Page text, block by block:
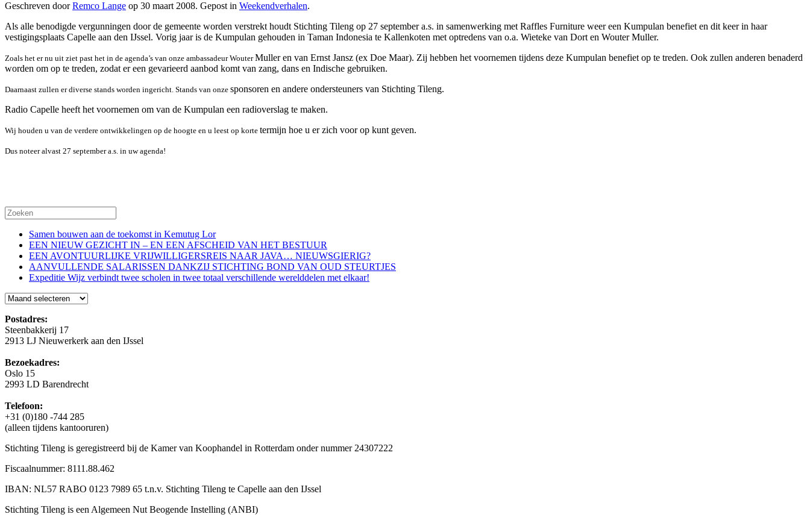
Geschreven doorRemco Lange op 30 maart 2008. Gepost in Weekendverhalen.
Als alle benodigde vergunningen door de gemeente worden verstrekt houdt Stichting Tileng op 27 september a.s. in samenwerking met Raffles Furniture weer een Kumpulan benefiet en dit keer in haar
vestigingsplaats Capelle aan den IJssel. Vorig jaar is de Kumpulan gehouden in Taman Indonesia te Kallenkoten met optredens van o.a. Wieteke van Dort en Wouter Muller.
Zoals het er nu uit ziet past het in de agenda’s van onze ambassadeur WouterMuller en van Ernst Jansz (ex Doe Maar). Zij hebben het voornemen tijdens deze Kumpulan benefiet op te treden. Ook zullen anderen benaderd
worden om op te treden, zodat er een gevarieerd aanbod komt van zang, dans en Indische gebruiken.
Daarnaast zullen er diverse stands worden ingericht. Stands van onze sponsoren en andere ondersteuners van Stichting Tileng.
Radio Capelle heeft het voornemen om van de Kumpulan een radioverslag te maken.
Wij houden u van de verdere ontwikkelingen op de hoogte en u leest op korte termijn hoe u er zich voor op kunt geven.
Dus noteer alvast 27 september a.s. in uw agenda!
Samen bouwen aan de toekomst in Kemutug Lor
EEN NIEUW GEZICHT IN – EN EEN AFSCHEID VAN HET BESTUUR
EEN AVONTUURLIJKE VRIJWILLIGERSREIS NAAR JAVA… NIEUWSGIERIG?
AANVULLENDE SALARISSEN DANKZIJ STICHTING BOND VAN OUD STEURTJES
Expeditie Wijz verbindt twee scholen in twee totaal verschillende werelddelen met elkaar!
Blog
Postadres:
Steenbakkerij 17
2913 LJ Nieuwerkerk aan den IJssel
Bezoekadres:
Oslo 15
2993 LD Barendrecht
Telefoon:
+31 (0)180 -744 285
(alleen tijdens kantooruren)
Stichting Tileng is geregistreerd bij de Kamer van Koophandel in Rotterdam onder nummer 24307222
Fiscaalnummer: 8111.88.462
IBAN: NL57 RABO 0123 7989 65 t.n.v. Stichting Tileng te Capelle aan den IJssel
Stichting Tileng is een Algemeen Nut Beogende Instelling (ANBI)